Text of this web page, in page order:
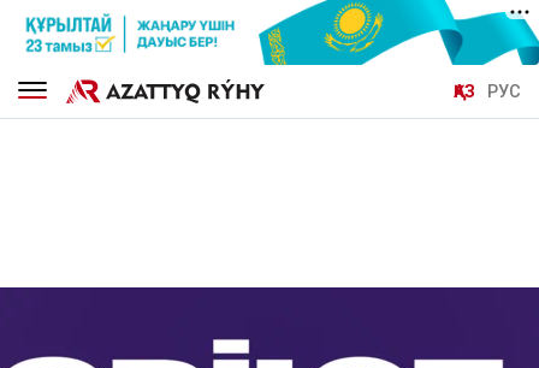
ҚАЗ РУС